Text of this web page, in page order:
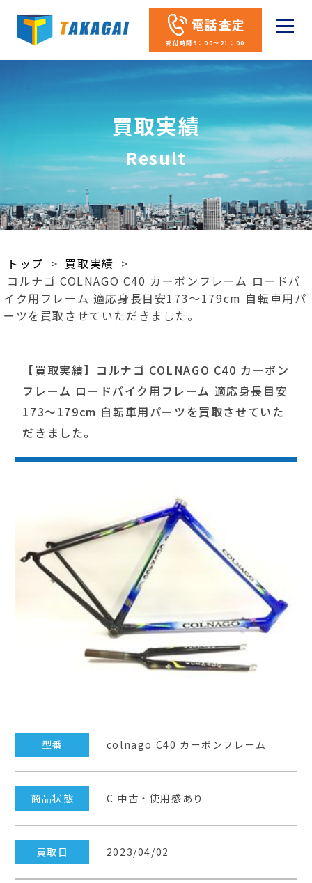
電話査定
受付時間9：00～21：00
買取実績
Result
トップ > 買取実績 >
コルナゴ COLNAGO C40 カーボンフレーム ロードバ
イク用フレーム 適応身長目安173～179cm 自転車用パ
ーツを買取させていただきました。
【買取実績】コルナゴ COLNAGO C40 カーボン
フレーム ロードバイク用フレーム 適応身長目安
173～179cm 自転車用パーツを買取させていた
だきました。
型番 colnago C40 カーボンフレーム
商品状態 C 中古・使用感あり
買取日 2023/04/02